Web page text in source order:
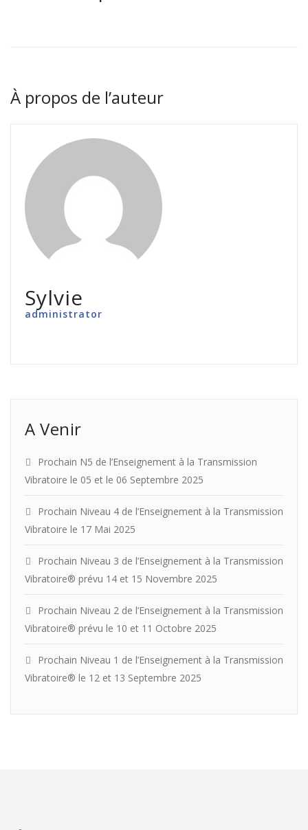
À propos de l’auteur
Sylvie
administrator
A Venir
Prochain N5 de l’Enseignement à la Transmission
Vibratoire le 05 et le 06 Septembre 2025
Prochain Niveau 4 de l’Enseignement à la Transmission
Vibratoire le 17 Mai 2025
Prochain Niveau 3 de l’Enseignement à la Transmission
Vibratoire® prévu 14 et 15 Novembre 2025
Prochain Niveau 2 de l’Enseignement à la Transmission
Vibratoire® prévu le 10 et 11 Octobre 2025
Prochain Niveau 1 de l’Enseignement à la Transmission
Vibratoire® le 12 et 13 Septembre 2025